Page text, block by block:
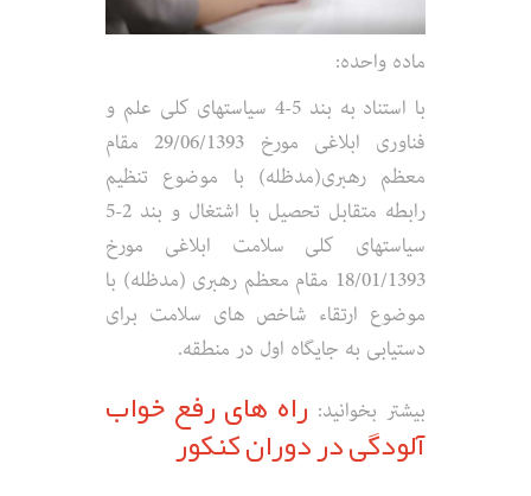
ماده واحده:
با استناد به بند 5-4 سیاست­های کلی علم و
فناوری ابلاغی مورخ 29/06/1393 مقام
معظم رهبری(مدظله) با موضوع تنظیم
رابطه متقابل تحصیل با اشتغال و بند 2-5
سیاست­های کلی سلامت ابلاغی مورخ
18/01/1393 مقام معظم رهبری (مدظله) با
موضوع ارتقاء شاخص­ های سلامت برای
دستیابی به جایگاه اول در منطقه.
بیشتر بخوانید: راه های رفع خواب
آلودگی در دوران کنکور